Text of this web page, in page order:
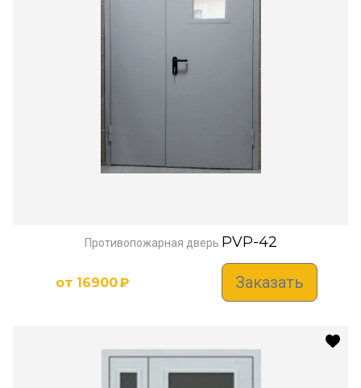
Противопожарная дверь PVP-42
от 16900₽ Заказать